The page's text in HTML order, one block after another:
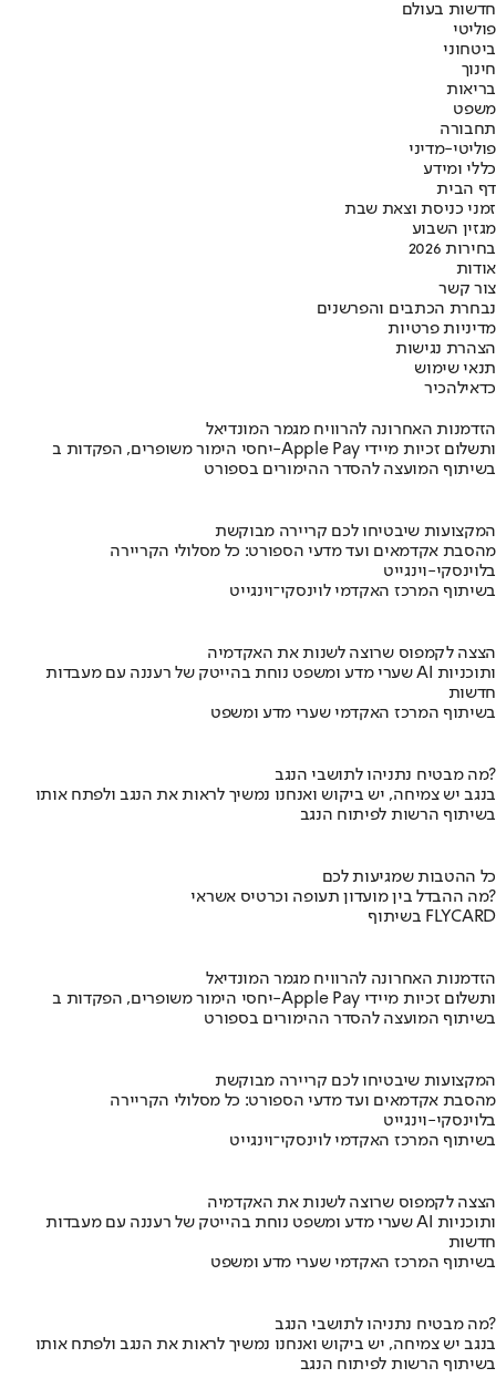
חדשות בעולם
פוליטי
ביטחוני
חינוך
בריאות
משפט
תחבורה
פוליטי-מדיני
כללי ומידע
דף הבית
זמני כניסת וצאת שבת
מגזין השבוע
בחירות 2026
אודות
צור קשר
נבחרת הכתבים והפרשנים
מדיניות פרטיות
הצהרת נגישות
תנאי שימוש
כדאילהכיר
הזדמנות האחרונה להרוויח מגמר המונדיאל
יחסי הימור משופרים, הפקדות ב-Apple Pay ותשלום זכיות מיידי
בשיתוף המועצה להסדר ההימורים בספורט
המקצועות שיבטיחו לכם קריירה מבוקשת
מהסבת אקדמאים ועד מדעי הספורט: כל מסלולי הקריירה
בלוינסקי-וינגייט
בשיתוף המרכז האקדמי לוינסקי־וינגייט
הצצה לקמפוס שרוצה לשנות את האקדמיה
שערי מדע ומשפט נוחת בהייטק של רעננה עם מעבדות AI ותוכניות
חדשות
בשיתוף המרכז האקדמי שערי מדע ומשפט
מה מבטיח נתניהו לתושבי הנגב?
בנגב יש צמיחה, יש ביקוש ואנחנו נמשיך לראות את הנגב ולפתח אותו
בשיתוף הרשות לפיתוח הנגב
כל ההטבות שמגיעות לכם
מה ההבדל בין מועדון תעופה וכרטיס אשראי?
בשיתוף FLYCARD
הזדמנות האחרונה להרוויח מגמר המונדיאל
יחסי הימור משופרים, הפקדות ב-Apple Pay ותשלום זכיות מיידי
בשיתוף המועצה להסדר ההימורים בספורט
המקצועות שיבטיחו לכם קריירה מבוקשת
מהסבת אקדמאים ועד מדעי הספורט: כל מסלולי הקריירה
בלוינסקי-וינגייט
בשיתוף המרכז האקדמי לוינסקי־וינגייט
הצצה לקמפוס שרוצה לשנות את האקדמיה
שערי מדע ומשפט נוחת בהייטק של רעננה עם מעבדות AI ותוכניות
חדשות
בשיתוף המרכז האקדמי שערי מדע ומשפט
מה מבטיח נתניהו לתושבי הנגב?
בנגב יש צמיחה, יש ביקוש ואנחנו נמשיך לראות את הנגב ולפתח אותו
בשיתוף הרשות לפיתוח הנגב